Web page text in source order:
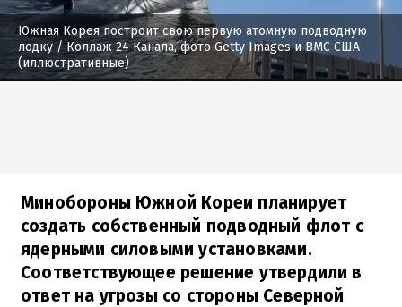
Южная Корея построит свою первую атомную подводную
лодку / Коллаж 24 Канала, фото Getty Images и ВМС США
(иллюстративные)
Минобороны Южной Кореи планирует
создать собственный подводный флот с
ядерными силовыми установками.
Соответствующее решение утвердили в
ответ на угрозы со стороны Северной